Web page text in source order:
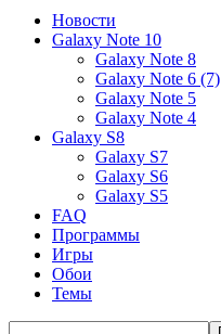
Новости
Galaxy Note 10
Galaxy Note 8
Galaxy Note 6 (7)
Galaxy Note 5
Galaxy Note 4
Galaxy S8
Galaxy S7
Galaxy S6
Galaxy S5
FAQ
Программы
Игры
Обои
Темы